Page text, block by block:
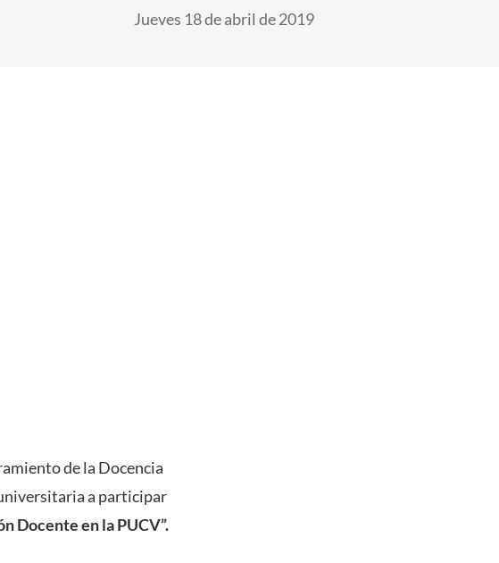
Jueves 18 de abril de 2019
de la Docencia
a participar
Docente en la PUCV”.